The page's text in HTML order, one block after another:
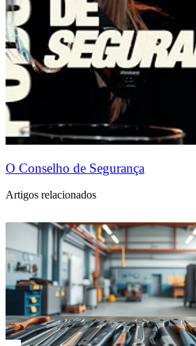
O Conselho de Segurança
Artigos relacionados